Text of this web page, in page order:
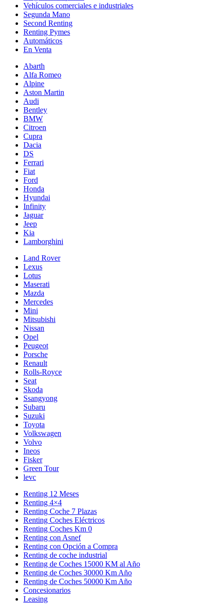
Vehículos comerciales e industriales
Segunda Mano
Second Renting
Renting Pymes
Automáticos
En Venta
Abarth
Alfa Romeo
Alpine
Aston Martin
Audi
Bentley
BMW
Citroen
Cupra
Dacia
DS
Ferrari
Fiat
Ford
Honda
Hyundai
Infinity
Jaguar
Jeep
Kia
Lamborghini
Land Rover
Lexus
Lotus
Maserati
Mazda
Mercedes
Mini
Mitsubishi
Nissan
Opel
Peugeot
Porsche
Renault
Rolls-Royce
Seat
Skoda
Ssangyong
Subaru
Suzuki
Toyota
Volkswagen
Volvo
Ineos
Fisker
Green Tour
levc
Renting 12 Meses
Renting 4×4
Renting Coche 7 Plazas
Renting Coches Eléctricos
Renting Coches Km 0
Renting con Asnef
Renting con Opción a Compra
Renting de coche industrial
Renting de Coches 15000 KM al Año
Renting de Coches 30000 Km Año
Renting de Coches 50000 Km Año
Concesionarios
Leasing